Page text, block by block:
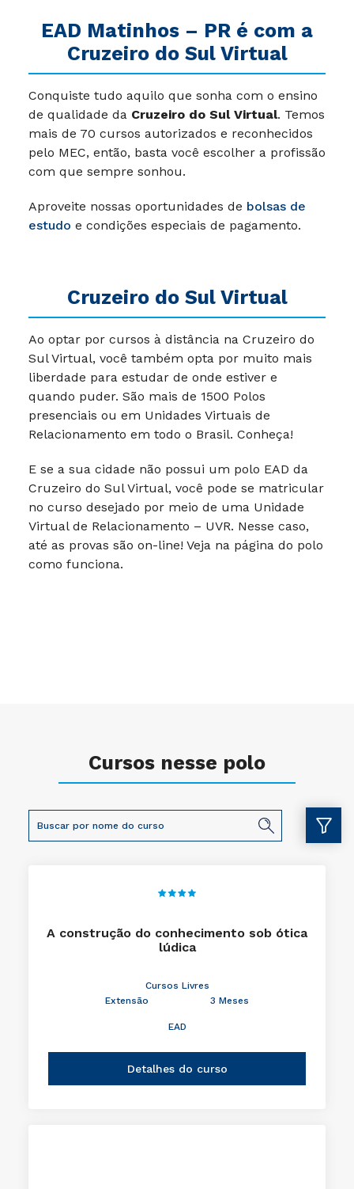
EAD Matinhos – PR é com a
Cruzeiro do Sul Virtual
Conquiste tudo aquilo que sonha com o ensino
de qualidade da Cruzeiro do Sul Virtual. Temos
mais de 70 cursos autorizados e reconhecidos
pelo MEC, então, basta você escolher a profissão
com que sempre sonhou.
Aproveite nossas oportunidades de bolsas de
estudo e condições especiais de pagamento.
Cruzeiro do Sul Virtual
Ao optar por cursos à distância na Cruzeiro do
Sul Virtual, você também opta por muito mais
liberdade para estudar de onde estiver e
quando puder. São mais de 1500 Polos
presenciais ou em Unidades Virtuais de
Relacionamento em todo o Brasil. Conheça!
E se a sua cidade não possui um polo EAD da
Cruzeiro do Sul Virtual, você pode se matricular
no curso desejado por meio de uma Unidade
Virtual de Relacionamento – UVR. Nesse caso,
até as provas são on-line! Veja na página do polo
como funciona.
Cursos nesse polo
A construção do conhecimento sob ótica
lúdica
Cursos Livres
Extensão
3 Meses
EAD
Detalhes do curso